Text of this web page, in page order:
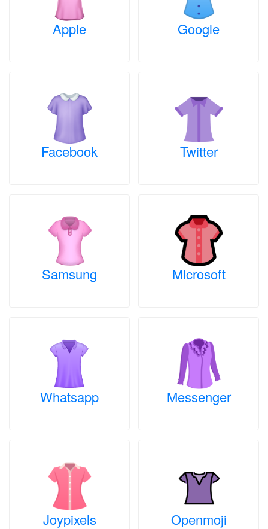
Apple Google
Facebook Twitter
Samsung Microsoft
Whatsapp Messenger
Joypixels Openmoji